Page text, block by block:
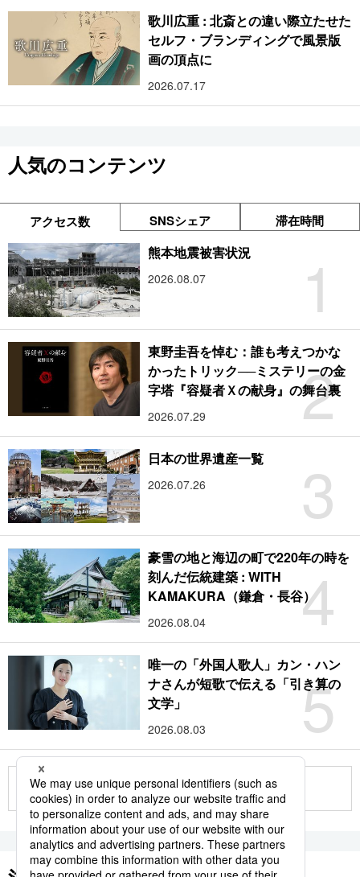
歌川広重 : 北斎との違い際立たせた
セルフ・ブランディングで風景版
画の頂点に
2026.07.17
人気のコンテンツ
アクセス数 SNSシェア 滞在時間
1
熊本地震被害状況
2026.08.07
2
東野圭吾を悼む：誰も考えつかな
かったトリック──ミステリーの金
字塔『容疑者Ｘの献身』の舞台裏
2026.07.29
3
日本の世界遺産一覧
2026.07.26
4
豪雪の地と海辺の町で220年の時を
刻んだ伝統建築 : WITH
KAMAKURA（鎌倉・長谷）
2026.08.04
5
唯一の「外国人歌人」カン・ハン
ナさんが短歌で伝える「引き算の
文学」
2026.08.03
もっと見る